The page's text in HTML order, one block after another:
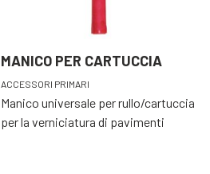
MANICO PER CARTUCCIA
ACCESSORI PRIMARI
Manico universale per rullo/cartuccia
per la verniciatura di pavimenti